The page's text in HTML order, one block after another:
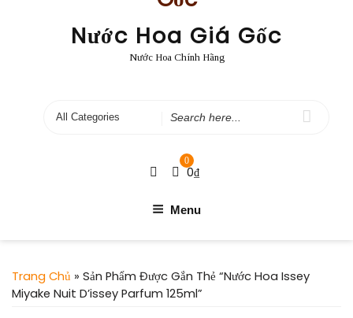
Nước Hoa Giá Gốc
Nước Hoa Chính Hãng
Search
0
0₫
Menu
Trang Chủ » Sản Phẩm Được Gắn Thẻ “Nước Hoa Issey
Miyake Nuit D’issey Parfum 125ml”